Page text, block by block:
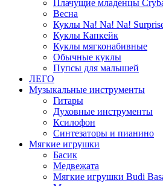
Плачущие младенцы
Весна
Куклы Na! Na! Na!
Куклы Капкейк
Куклы мягконабивные
Обычные куклы
Пупсы для малышей
ЛЕГО
Музыкальные инструменты
Гитары
Духовные инструменты
Ксилофон
Синтезаторы и пианино
Мягкие игрушки
Басик
Медвежата
Мягкие игрушки Budi